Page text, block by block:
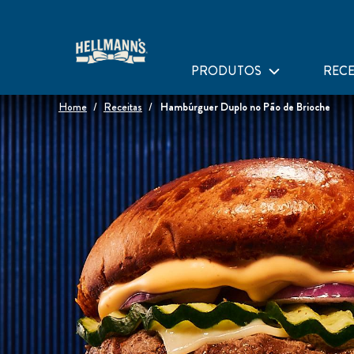
PRODUTOS
Home Receitas Hambúrguer Duplo no Pão de Brioche